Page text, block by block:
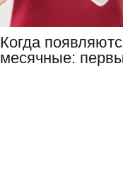
Когда
месячные: